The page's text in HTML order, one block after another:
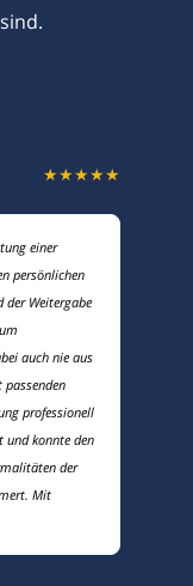
★
★
★
★
★
einer
persönlichen
der Weitergabe
auch nie aus
passenden
professionell
konnte den
der
Mit